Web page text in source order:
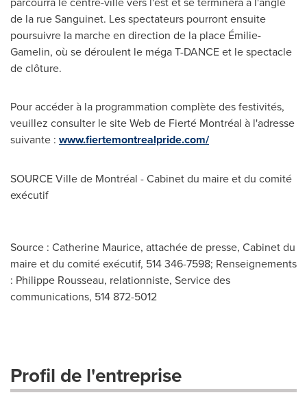
de la rue Sanguinet. Les spectateurs pourront ensuite
poursuivre la marche en direction de la place Émilie-
Gamelin, où se déroulent le méga T-DANCE et le spectacle
de clôture.
Pour accéder à la programmation complète des festivités,
veuillez consulter le site Web de Fierté Montréal à l'adresse
suivante : www.fiertemontrealpride.com/
SOURCE Ville de Montréal - Cabinet du maire et du comité
exécutif
Source : Catherine Maurice, attachée de presse, Cabinet du
maire et du comité exécutif, 514 346-7598; Renseignements
: Philippe Rousseau, relationniste, Service des
communications, 514 872-5012
Profil de l'entreprise